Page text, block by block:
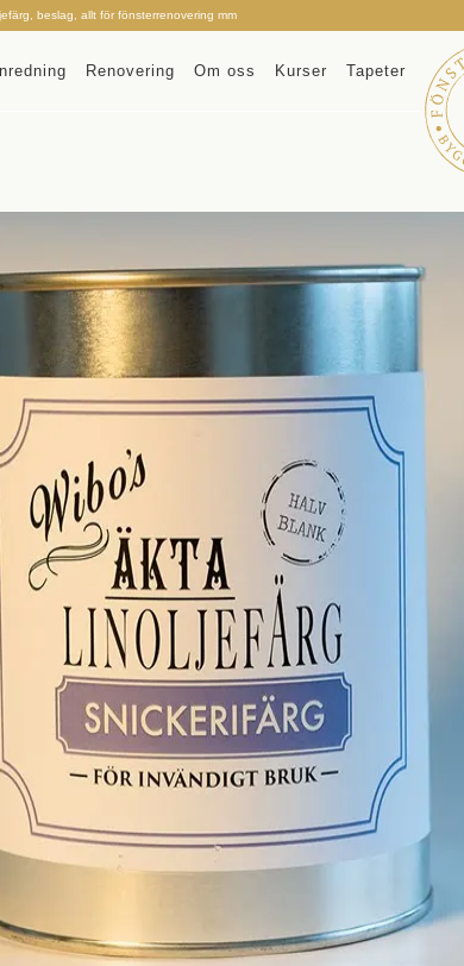
beslag, allt för fönsterrenovering mm
Inredning Renovering Om oss Kurser Tapeter